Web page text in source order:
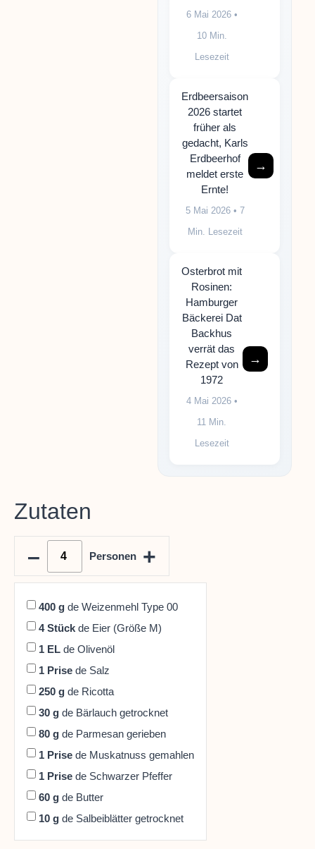
6 Mai 2026•
10 Min.
Lesezeit
Erdbeersaison
2026 startet
früher als
gedacht, Karls
Erdbeerhof
meldet erste
Ernte!
5 Mai 2026• 7
Min. Lesezeit
→
Osterbrot mit
Rosinen:
Hamburger
Bäckerei Dat
Backhus
verrät das
Rezept von
1972
4 Mai 2026•
11 Min.
Lesezeit
→
Zutaten
–
Personen +
400 g de Weizenmehl Type 00
4 Stück de Eier (Größe M)
1 EL de Olivenöl
1 Prise de Salz
250 g de Ricotta
30 g de Bärlauch getrocknet
80 g de Parmesan gerieben
1 Prise de Muskatnuss gemahlen
1 Prise de Schwarzer Pfeffer
60 g de Butter
10 g de Salbeiblätter getrocknet